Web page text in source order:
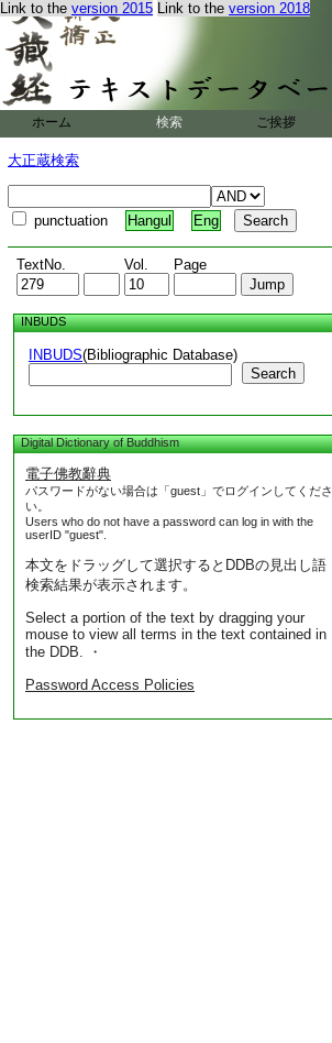
Link to the version 2015 Link to the version 2018
ホーム 検索 ご挨拶
大正蔵検索
punctuation Hangul Eng
TextNo. Vol. Page
INBUDS
INBUDS(Bibliographic Database)
Search
Digital Dictionary of Buddhism
電子佛教辭典
パスワードがない場合は「guest」でログインしてくださ
い。
Users who do not have a password can log in with the
userID "guest".
本文をドラッグして選択するとDDBの見出し語
検索結果が表示されます。
Select a portion of the text by dragging your
mouse to view all terms in the text contained in
the DDB. ・
Password Access Policies